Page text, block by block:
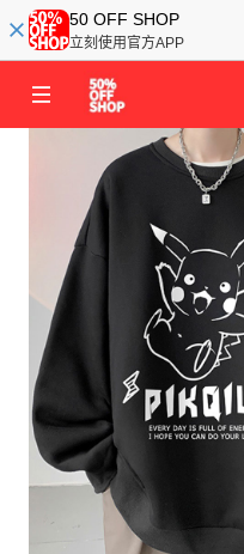
50 OFF SHOP
立刻使用官方APP